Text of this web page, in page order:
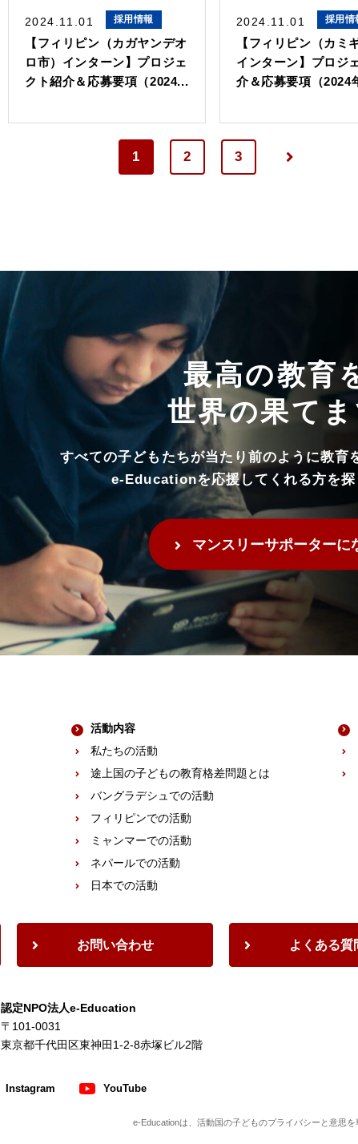
2024.11.01 採用情報
【フィリピン（カガヤンデオ
ロ市）インターン】プロジェ
クト紹介＆応募要項（2024...
2024.11.01 採用情
【フィリピン（カミ
インターン】プロジ
介＆応募要項（2024
1 2 3
最高の教育
世界の果て
すべての子どもたちが当たり前のように教育
e-Educationを応援してくれる方を探
マンスリーサポーターに
活動内容
私たちの活動
途上国の子どもの教育格差問題とは
バングラデシュでの活動
フィリピンでの活動
ミャンマーでの活動
ネパールでの活動
日本での活動
お問い合わせ よくある質
認定NPO法人e-Education
〒101-0031
東京都千代田区東神田1-2-8赤塚ビル2階
Instagram YouTube
e-Educationは、活動国の子どものプライバシーと意思